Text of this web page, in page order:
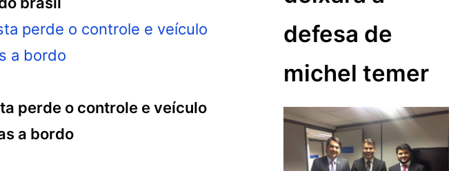
perde o controle e veículo
a bordo
defesa de
michel temer